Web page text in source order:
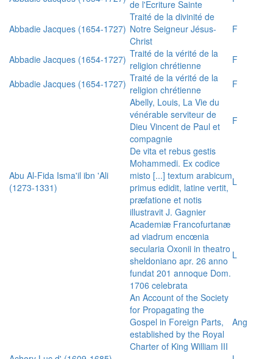
de l'Ecriture Sainte
Abbadie Jacques (1654-1727)
Traité de la divinité de
Notre Seigneur Jésus-
Christ
F
Abbadie Jacques (1654-1727) Traité de la vérité de la
religion chrétienne
F
Abbadie Jacques (1654-1727) Traité de la vérité de la
religion chrétienne
F
Abelly, Louis, La Vie du
vénérable serviteur de
Dieu Vincent de Paul et
compagnie
F
Abu Al-Fida Isma'il ibn 'Ali
(1273-1331)
De vita et rebus gestis
Mohammedi. Ex codice
misto [...] textum arabicum
primus edidit, latine vertit,
præfatione et notis
illustravit J. Gagnier
L
Academiæ Francofurtanæ
ad viadrum encœnia
secularia Oxonii in theatro
sheldoniano apr. 26 anno
fundat 201 annoque Dom.
1706 celebrata
L
An Account of the Society
for Propagating the
Gospel in Foreign Parts,
established by the Royal
Charter of King William III
Ang